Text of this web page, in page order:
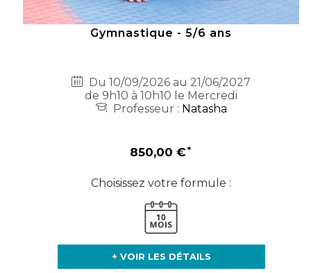
Gymnastique - 5/6 ans
Du 10/09/2026 au 21/06/2027
de 9h10 à 10h10 le Mercredi
Professeur : Natasha
850,00 €
Choisissez votre formule :
+ VOIR LES DÉTAILS